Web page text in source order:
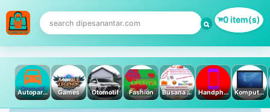
0 item(s)
Autoparts Games Otomotif Fashion Busana Muslim Handphone & Tablet Komputer PC & Laptop